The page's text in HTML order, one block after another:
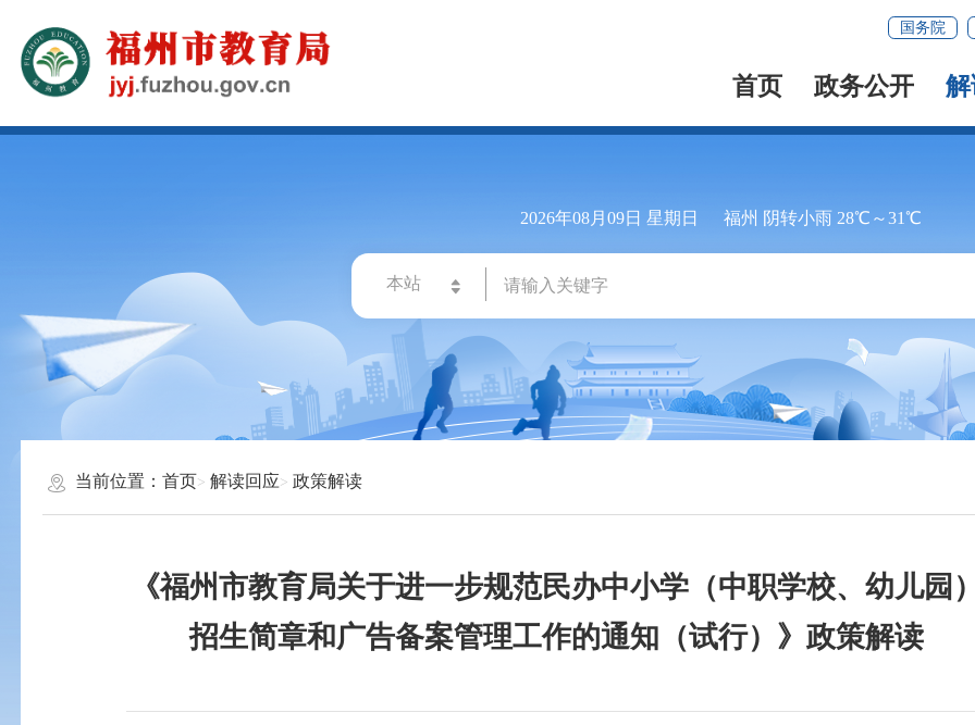
国务院
首页 政务公开
2026年08月09日 星期日 福州 阴转小雨 28℃～31℃
当前位置：首页 解读回应 政策解读
《福州市教育局关于进一步规范民办中小学（中职学校、幼儿园）
招生简章和广告备案管理工作的通知（试行）》政策解读